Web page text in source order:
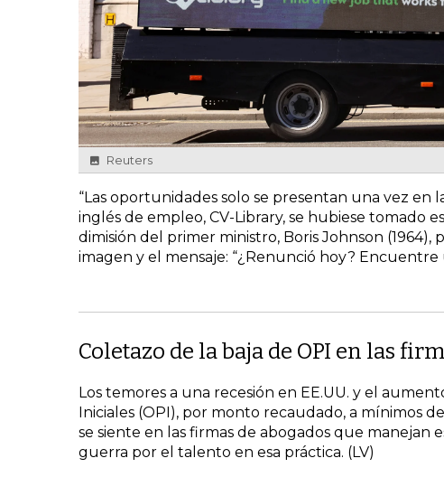
Reuters
“Las oportunidades solo se presentan una vez en
inglés de empleo, CV-Library, se hubiese tomado
dimisión del primer ministro, Boris Johnson
imagen y el mensaje: “¿Renunció hoy?
Coletazo de la baja de OPI en las
Los temores a una recesión en EE.UU. y el
Iniciales (OPI), por monto recaudado, a mínimos
se siente en las firmas de abogados que manejan
guerra por el talento en esa práctica. (LV)